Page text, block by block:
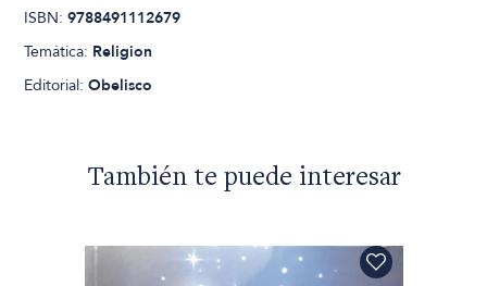
ISBN:9788491112679
Temática: Religion
Editorial:Obelisco
También te puede interesar